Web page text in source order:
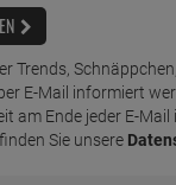
Trends,
E-Mail informiert
am Ende jeder E-
Sie unsere